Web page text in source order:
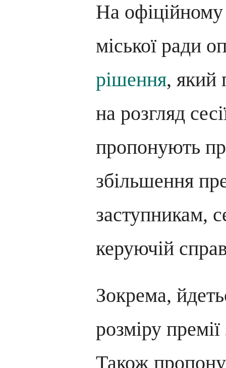
На
міської ради
рішення, який
на розгляд
пропонують
збільшення
заступникам,
керуючій
Зокрема,
розміру
Також